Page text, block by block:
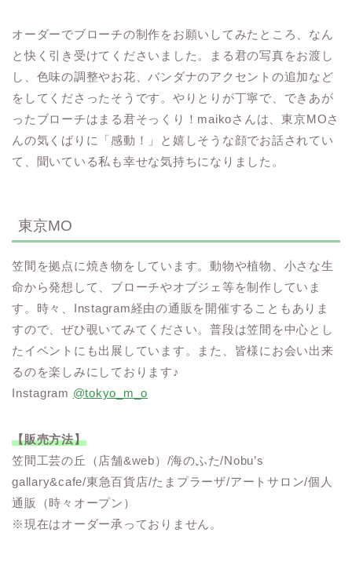
オーダーでブローチの制作をお願いしてみたところ、なん
と快く引き受けてくださいました。まる君の写真をお渡し
し、色味の調整やお花、バンダナのアクセントの追加など
をしてくださったそうです。やりとりが丁寧で、できあが
ったブローチはまる君そっくり！maikoさんは、東京MOさ
んの気くばりに「感動！」と嬉しそうな顔でお話されてい
て、聞いている私も幸せな気持ちになりました。
東京MO
笠間を拠点に焼き物をしています。動物や植物、小さな生
命から発想して、ブローチやオブジェ等を制作していま
す。時々、Instagram経由の通販を開催することもありま
すので、ぜひ覗いてみてください。普段は笠間を中心とし
たイベントにも出展しています。また、皆様にお会い出来
るのを楽しみにしております♪
Instagram @tokyo_m_o
【販売方法】
笠間工芸の丘（店舗&web）/海のふた/Nobu’s
gallary&cafe/東急百貨店/たまプラーザ/アートサロン/個人
通販（時々オープン）
※現在はオーダー承っておりません。